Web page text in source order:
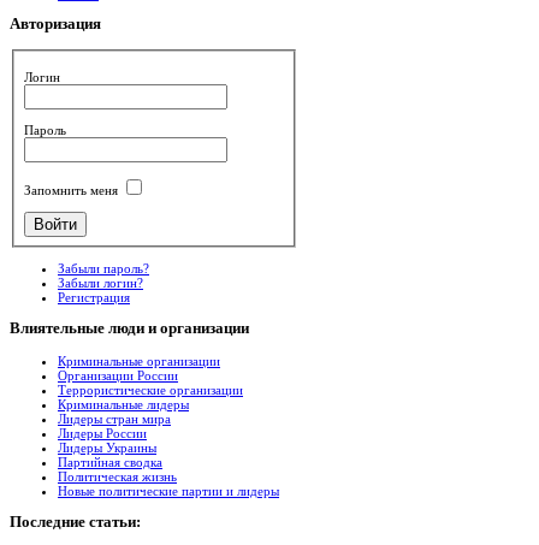
Авторизация
Логин
Пароль
Запомнить меня
Забыли пароль?
Забыли логин?
Регистрация
Влиятельные люди и организации
Криминальные организации
Организации России
Террористические организации
Криминальные лидеры
Лидеры стран мира
Лидеры России
Лидеры Украины
Партийная сводка
Политическая жизнь
Новые политические партии и лидеры
Последние статьи: